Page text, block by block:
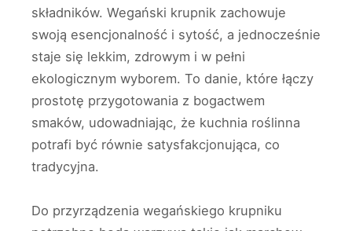
składników. Wegański krupnik zachowuje
swoją esencjonalność i sytość, a jednocześnie
staje się lekkim, zdrowym i w pełni
ekologicznym wyborem. To danie, które łączy
prostotę przygotowania z bogactwem
smaków, udowadniając, że kuchnia roślinna
potrafi być równie satysfakcjonująca, co
tradycyjna.
Do przyrządzenia wegańskiego krupniku